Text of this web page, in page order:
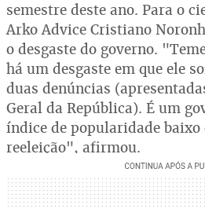
semestre deste ano. Para o
Arko Advice Cristiano
o desgaste do governo.
há um desgaste em que ele
duas denúncias
Geral da República). É um
índice de popularidade baixo
reeleição", afirmou.